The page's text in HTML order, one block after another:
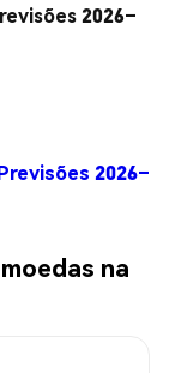
2026–
2026–
na